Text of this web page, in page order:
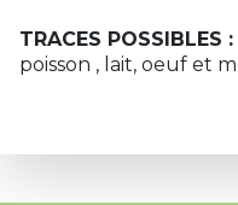
TRACES POSSIBLES :
poisson , lait, oeuf et